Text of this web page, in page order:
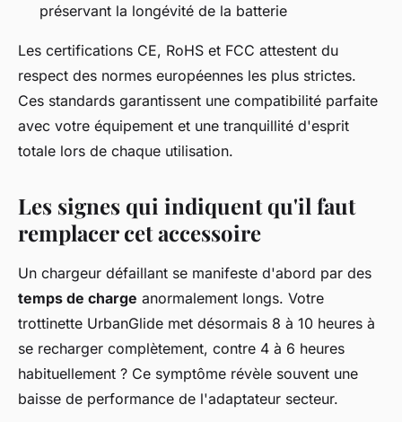
préservant la longévité de la batterie
Les certifications CE, RoHS et FCC attestent du
respect des normes européennes les plus strictes.
Ces standards garantissent une compatibilité parfaite
avec votre équipement et une tranquillité d'esprit
totale lors de chaque utilisation.
Les signes qui indiquent qu'il faut
remplacer cet accessoire
Un chargeur défaillant se manifeste d'abord par des
temps de charge anormalement longs. Votre
trottinette UrbanGlide met désormais 8 à 10 heures à
se recharger complètement, contre 4 à 6 heures
habituellement ? Ce symptôme révèle souvent une
baisse de performance de l'adaptateur secteur.